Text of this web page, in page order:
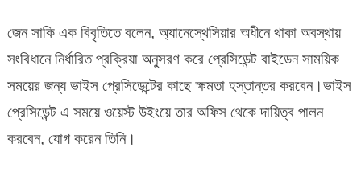
জেন সাকি এক বিবৃতিতে বলেন, অ্যানেস্থেসিয়ার অধীনে থাকা অবস্থায়
সংবিধানে নির্ধারিত প্রক্রিয়া অনুসরণ করে প্রেসিডেন্ট বাইডেন সাময়িক
সময়ের জন্য ভাইস প্রেসিডেন্টের কাছে ক্ষমতা হস্তান্তর করবেন।ভাইস
প্রেসিডেন্ট এ সময়ে ওয়েস্ট উইংয়ে তার অফিস থেকে দায়িত্ব পালন
করবেন, যোগ করেন তিনি।